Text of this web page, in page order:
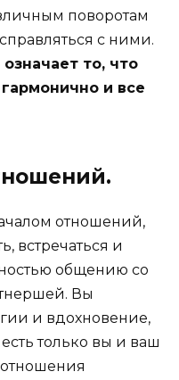
поворотам
с ними.
то, что
и все
отношений,
встречаться и
общению со
Вы
и вдохновение,
только вы и ваш